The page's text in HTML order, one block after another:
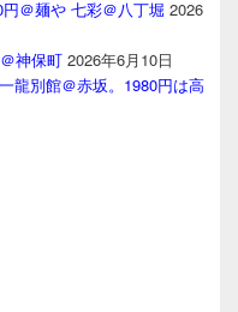
＠麺や 七彩＠八丁堀 2026
神保町 2026年6月10日
龍別館＠赤坂。1980円は高